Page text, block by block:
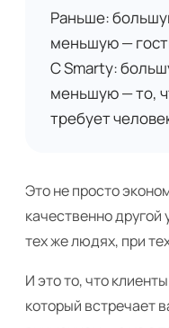
Раньше:
меньшую —
С Smarty:
меньшую — то,
требует
Это не просто
качественно другой
тех же людях, при
И это то, что
который встречает